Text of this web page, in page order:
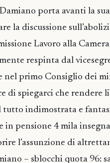
porta avanti la sua
la discussione
Lavoro alla
respinta dal
nel primo Consiglio dei
di spiegarci che rendere
tutto indimostrata e
in pensione 4 mila
l’assunzione di
– sblocchi quota 96: